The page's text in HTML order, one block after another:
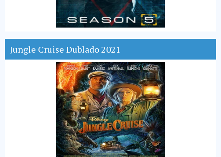
Jungle Cruise Dublado 2021